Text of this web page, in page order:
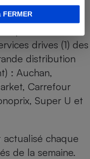
FERMER
produits sont
drives (1) des
distribution
: Auchan,
Carrefour
Super U et
actualisé chaque
de la semaine.